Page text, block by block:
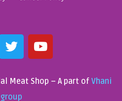
Meat Shop – A part of Vhani
group